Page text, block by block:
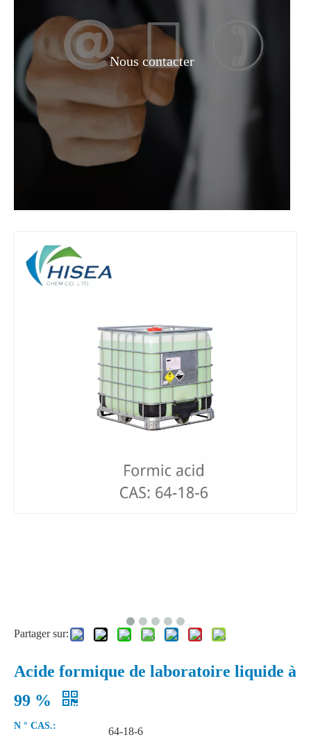
Acide formique de laboratoire organique anhydre
Nous contacter
Partager sur:
Acide formique de laboratoire liquide à
99 %
N ° CAS.: 64-18-6